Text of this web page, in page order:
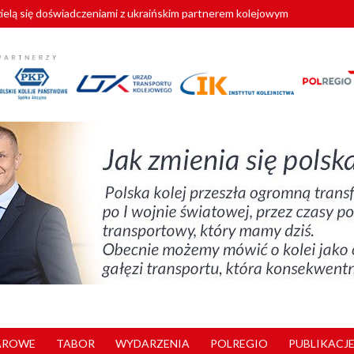
się doświadczeniami z ukraińskim partnerem kolejowym
Bydgoszcz Fordon zakończona
Vectrony na 230 km/h
pociągi od PESA. Sześć nowoczesnych ELF-ów wyjedzie na tory w
180 nowych pracowników drużyn pociągowych od początku roku
TABOR WYDARZENIA POLREGIO